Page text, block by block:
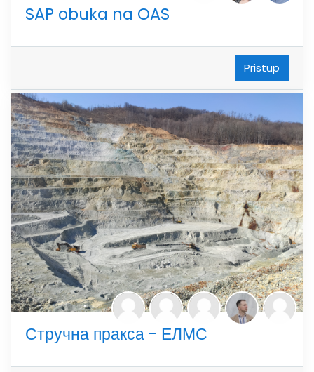
SAP obuka na OAS
Pristup
Стручна пракса - ЕЛМС